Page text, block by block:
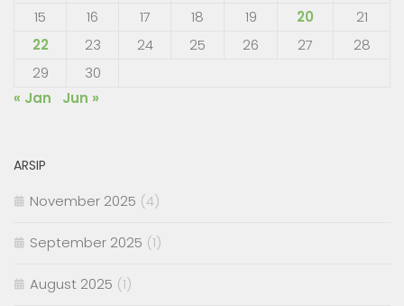
15
16 17 18 19 20
21
22
23 24 25 26 27
28
29
30
« Jan
Jun »
ARSIP
November 2025 (4)
September 2025 (1)
August 2025 (1)